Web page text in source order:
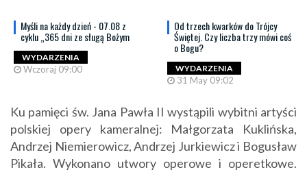
Myśli na każdy dzień - 07.08 z
cyklu „365 dni ze sługą Bożym
WYDARZENIA
Wczoraj 09:00
Od trzech kwarków do Trójcy
Świętej. Czy liczba trzy mówi coś
o Bogu?
WYDARZENIA
31 May 09:02
Ku pamięci św. Jana Pawła II wystąpili wybitni artyści
polskiej opery kameralnej: Małgorzata Kuklińska,
Andrzej Niemierowicz, Andrzej Jurkiewicz i Bogusław
Pikała. Wykonano utwory operowe i operetkowe.